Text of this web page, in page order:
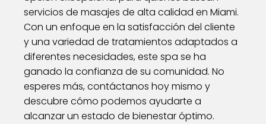
servicios de masajes de alta calidad en Miami.
Con un enfoque en la satisfacción del cliente
y una variedad de tratamientos adaptados a
diferentes necesidades, este spa se ha
ganado la confianza de su comunidad. No
esperes más, contáctanos hoy mismo y
descubre cómo podemos ayudarte a
alcanzar un estado de bienestar óptimo.